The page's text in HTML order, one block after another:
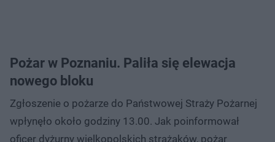
Pożar w Poznaniu. Paliła się elewacja
nowego bloku
Zgłoszenie o pożarze do Państwowej Straży Pożarnej
wpłynęło około godziny 13.00. Jak poinformował
oficer dyżurny wielkopolskich strażaków, pożar